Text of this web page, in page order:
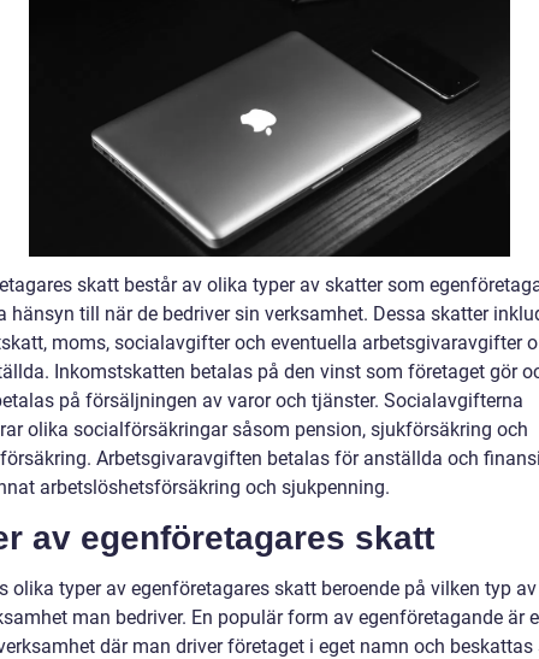
skatt består av olika typer av skatter som
hänsyn till när de bedriver sin verksamhet. Dessa skatter
moms, socialavgifter och eventuella arbetsgivaravgifter
Inkomstskatten betalas på den vinst som företaget gör
på försäljningen av varor och tjänster. Socialavgifterna
olika socialförsäkringar såsom pension, sjukförsäkring och
Arbetsgivaravgiften betalas för anställda och
arbetslöshetsförsäkring och sjukpenning.
av egenföretagares skatt
olika typer av egenföretagares skatt beroende på vilken typ
man bedriver. En populär form av egenföretagande är
där man driver företaget i eget namn och beskattas